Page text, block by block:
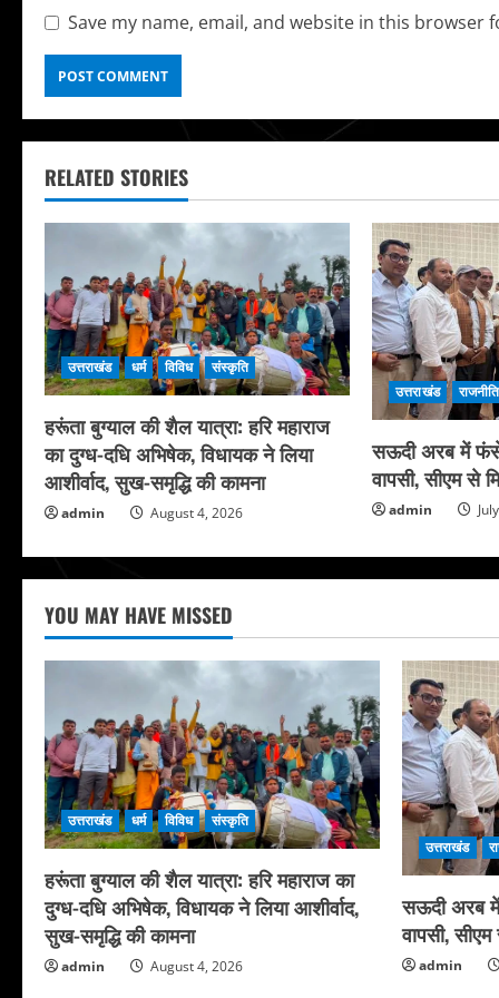
Save my name, email, and website in this browser
RELATED STORIES
उत्तराखंड धर्म विविध संस्कृति
हरूंता बुग्याल की शैल यात्रा: हरि महाराज
का दुग्ध-दधि अभिषेक, विधायक ने लिया
आशीर्वाद, सुख-समृद्धि की कामना
admin August 4, 2026
उत्तराखंड राजनीति
सऊदी अरब में
वापसी, सीएम से
admin
YOU MAY HAVE MISSED
उत्तराखंड धर्म विविध संस्कृति
हरूंता बुग्याल की शैल यात्रा: हरि महाराज का
दुग्ध-दधि अभिषेक, विधायक ने लिया आशीर्वाद,
सुख-समृद्धि की कामना
admin August 4, 2026
उत्तराखंड
सऊदी अरब
वापसी,
admin